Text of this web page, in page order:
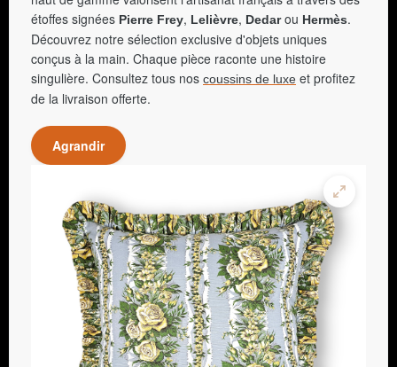
étoffes signées Pierre Frey, Lelièvre, Dedarou Hermès.
Découvrez notre sélection exclusive d'objets uniques
conçus à la main. Chaque pièce raconte une histoire
singulière. Consultez tous nos coussins de luxe et profitez
de la livraison offerte.
Agrandir